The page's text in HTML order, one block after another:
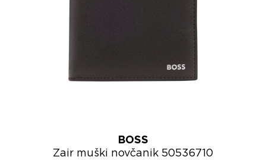
BOSS
Zair muški novčanik 50536710